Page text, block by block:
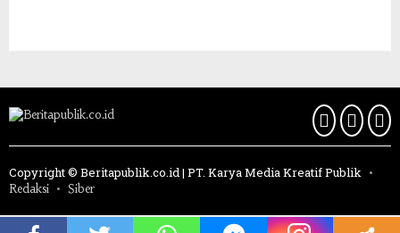
Copyright © Beritapublik.co.id | PT. Karya Media Kreatif Publik
Redaksi Siber